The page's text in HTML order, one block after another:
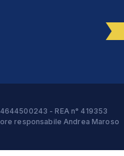
- REA n° 419353
responsabile Andrea Maroso